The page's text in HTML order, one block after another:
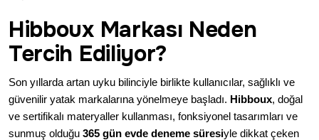
Hibboux Markası Neden
Tercih Ediliyor?
Son yıllarda artan uyku bilinciyle birlikte kullanıcılar, sağlıklı ve
güvenilir yatak markalarına yönelmeye başladı. Hibboux, doğal
ve sertifikalı materyaller kullanması, fonksiyonel tasarımları ve
sunmuş olduğu 365 gün evde deneme süresiyle dikkat çeken